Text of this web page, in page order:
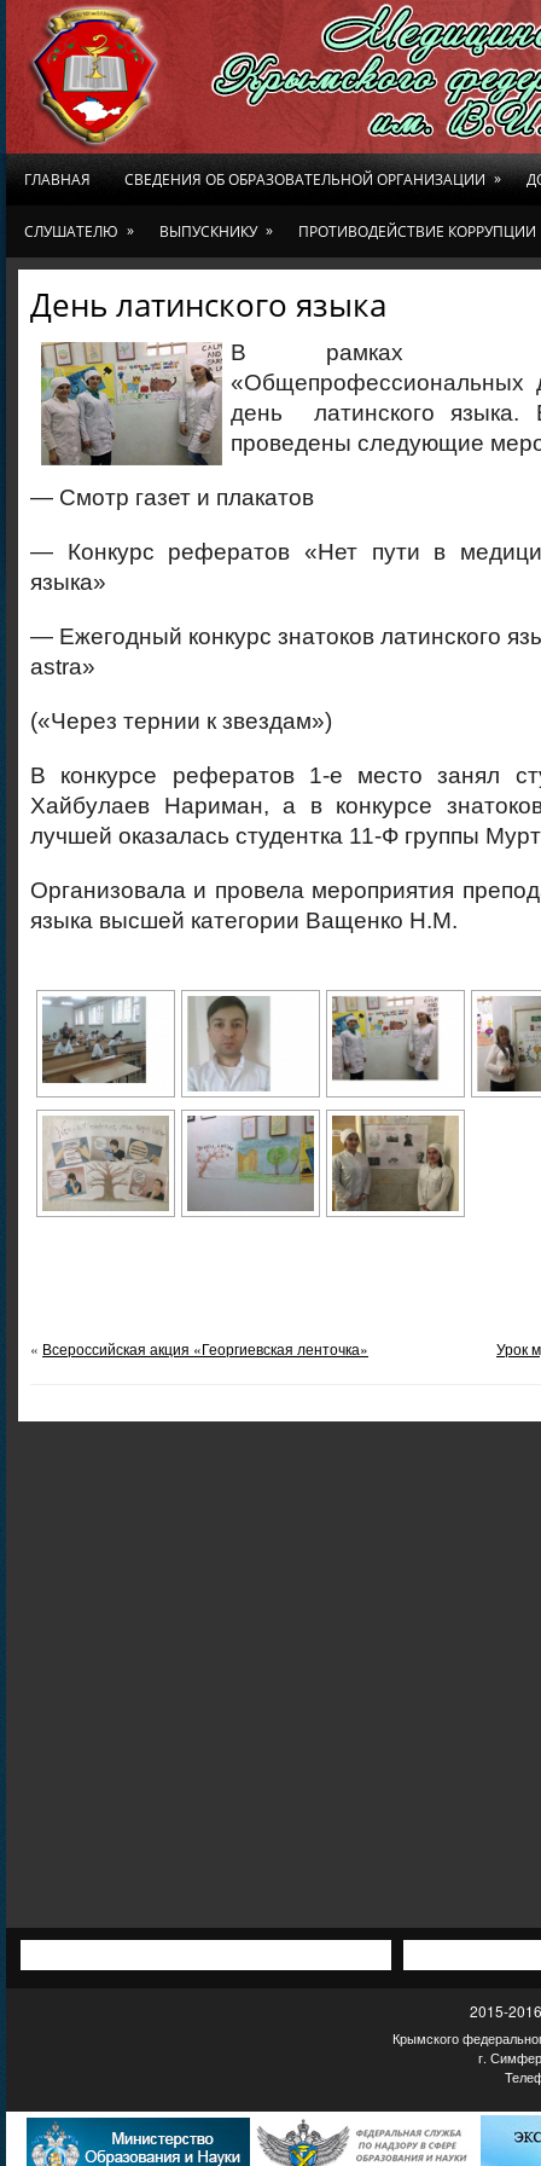
ГЛАВНАЯ СВЕДЕНИЯ ОБ ОБРАЗОВАТЕЛЬНОЙ ОРГАНИЗАЦИИ »
СЛУШАТЕЛЮ » ВЫПУСКНИКУ » ПРОТИВОДЕЙСТВИЕ КОРРУПЦИИ
День латинского языка
В рамках
«Общепрофессиональных
день латинского
проведены следующие
— Смотр газет и плакатов
— Конкурс рефератов «Нет пути в
языка»
— Ежегодный конкурс знатоков латинского
astra»
(«Через тернии к звездам»)
В конкурсе рефератов 1-е место занял
Хайбулаев Нариман, а в конкурсе
лучшей оказалась студентка 11-Ф группы
Организовала и провела мероприятия
языка высшей категории Ващенко Н.М.
« Всероссийская акция «Георгиевская ленточка» Урок
2015-
Крымского
г.